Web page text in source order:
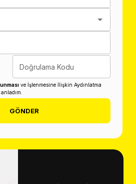
Doğrulama Kodu
ve İşlenmesine İlişkin Aydınlatma
GÖNDER